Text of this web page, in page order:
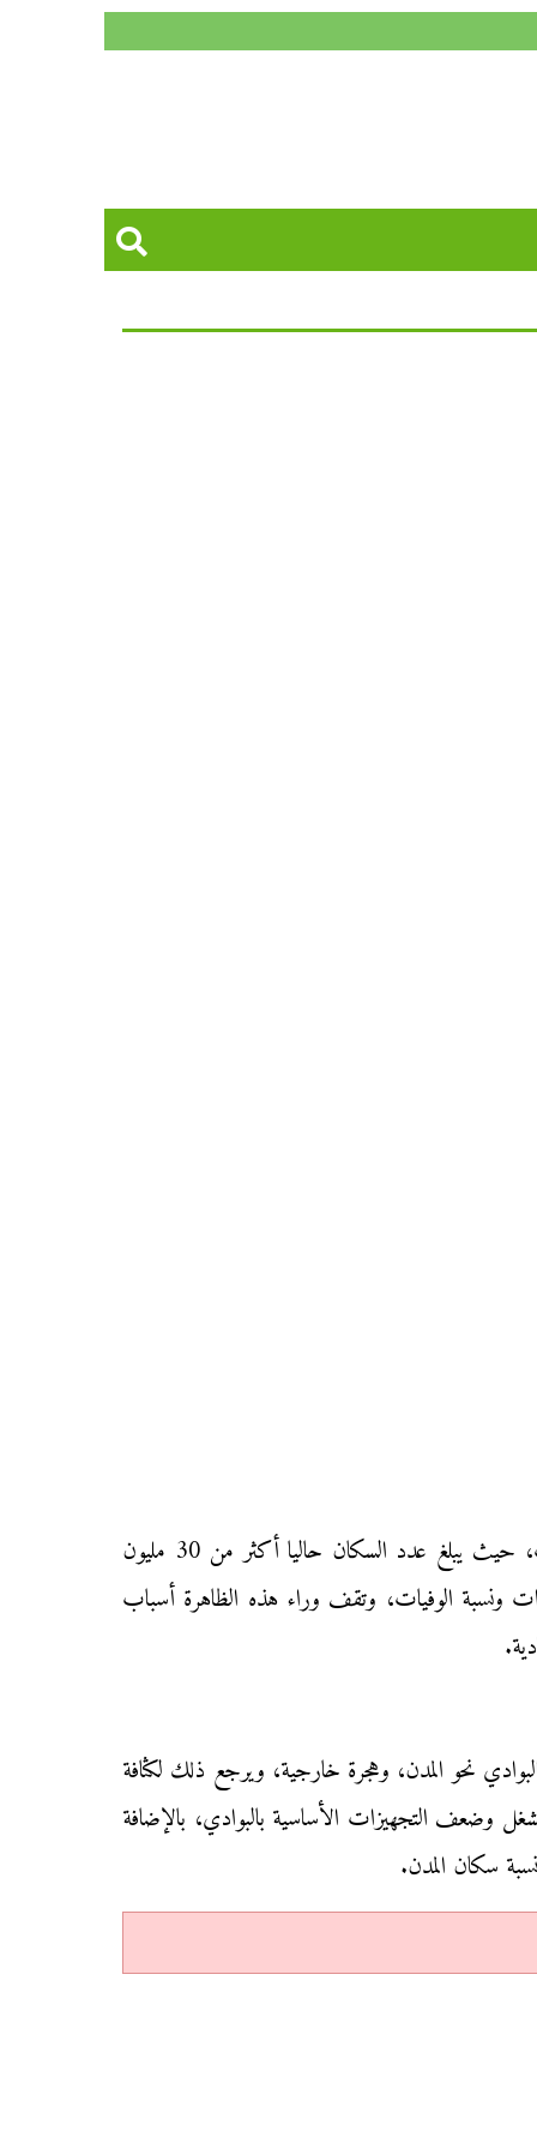
يعرف سكان المغرب منذ مطلع القرن 20 نموا ديمغرافيا سريعا يرجع إلى ارتفاع نسبة الولادات وانخفاض نسبة الوفيات، حيث يبلغ عدد السكان حاليا أكثر من 30 مليون
ونسبة الوفيات، وتقف وراء هذه الظاهرة أسباب
نحو المدن، وهجرة خارجية، ويرجع ذلك لكثافة
وضعف التجهيزات الأساسية بالبوادي، بالإضافة